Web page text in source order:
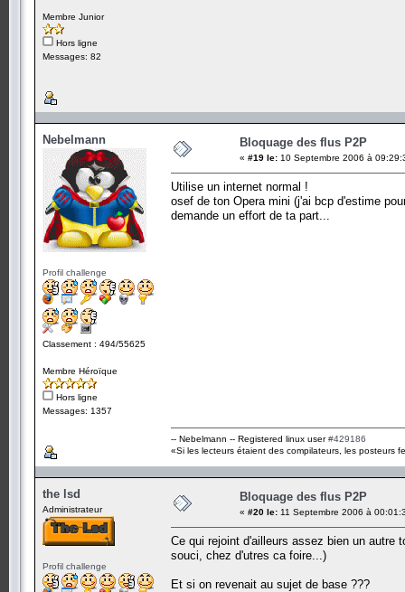
Membre Junior
Hors ligne
Messages: 82
Nebelmann
Profil challenge
Classement : 494/55625
Membre Héroïque
Hors ligne
Messages: 1357
Bloquage des flus P2P
« #19 le: 10 Septembre 2006 à
Utilise un internet normal !
osef de ton Opera mini (j'ai bcp d'estime
demande un effort de ta part...
-- Nebelmann -- Registered linux user#429186
«Si les lecteurs étaient des compilateurs, les posteurs
the lsd
Administrateur
Profil challenge
Bloquage des flus P2P
« #20 le: 11 Septembre 2006 à
Ce qui rejoint d'ailleurs assez bien un
souci, chez d'utres ca foire...)
Et si on revenait au sujet de base ???